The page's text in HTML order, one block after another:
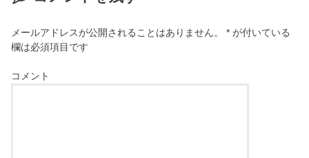
メールアドレスが公開されることはありません。 * が付いている
欄は必須項目です
コメント